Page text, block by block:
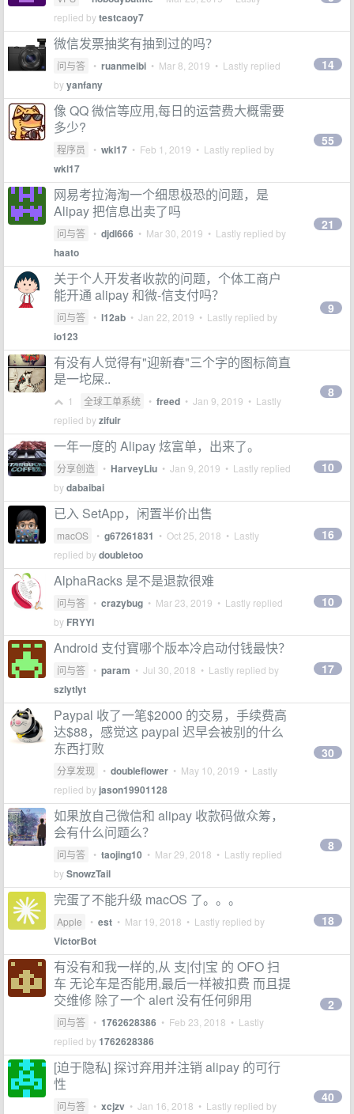
replied bytestcaoy7
微信发票抽奖有抽到过的吗？
问与答 • ruanmeibi • Mar 8, 2019 • Lastly replied
byyanfany
14
像 QQ 微信等应用,每日的运营费大概需要
多少?
程序员 • wkl17 • Feb 1, 2019 • Lastly replied by
wkl17
55
网易考拉海淘一个细思极恐的问题，是
Alipay 把信息出卖了吗
问与答 • djdl666 • Mar 30, 2019 • Lastly replied by
haato
21
关于个人开发者收款的问题，个体工商户
能开通 alipay 和微-信支付吗？
问与答 • l12ab • Jan 22, 2019 • Lastly replied by
io123
9
有没有人觉得有"迎新春"三个字的图标简直
是一坨屎..
1 全球工单系统 • freed • Jan 9, 2019 • Lastly
replied byzifuir
8
一年一度的 Alipay 炫富单，出来了。
分享创造 • HarveyLiu • Jan 9, 2019 • Lastly replied
bydabaibai
10
已入 SetApp，闲置半价出售
macOS • g67261831 • Oct 25, 2018 • Lastly
replied bydoubletoo
16
AlphaRacks 是不是退款很难
问与答 • crazybug • Mar 23, 2019 • Lastly replied
by FRYYI
10
Android 支付寶哪个版本冷启动付钱最快？
问与答 • param • Jul 30, 2018 • Lastly replied by
szlytlyt
17
Paypal 收了一笔$2000 的交易，手续费高
达$88，感觉这 paypal 迟早会被别的什么
东西打败
分享发现 • doubleflower • May 10, 2019 • Lastly
replied by jason19901128
30
如果放自己微信和 alipay 收款码做众筹，
会有什么问题么？
问与答 • taojing10 • Mar 29, 2018 • Lastly replied
bySnowzTail
8
完蛋了不能升级 macOS 了。。。
Apple • est • Mar 19, 2018 • Lastly replied by
VictorBot
18
有没有和我一样的,从 支|付|宝 的 OFO 扫
车 无论车是否能用,最后一样被扣费 而且提
交维修 除了一个 alert 没有任何卵用
问与答 • 1762628386 • Feb 23, 2018 • Lastly
replied by1762628386
2
[迫于隐私] 探讨弃用并注销 alipay 的可行
性
问与答 • xcjzv • Jan 16, 2018 • Lastly replied by
40